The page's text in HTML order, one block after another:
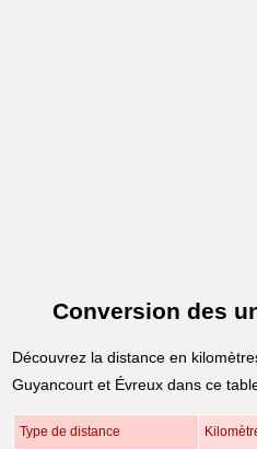
Conversion des
Découvrez la distance en
Guyancourt et Évreux dans ce
Type de distance